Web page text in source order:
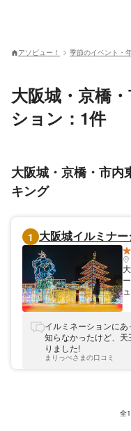
アソビュー！ 季節のイベント・
大阪城・京橋
ション：1件
大阪城・京橋・市内
キング
1 大阪城イルミナー
イルミネーションに
知らなかったけど、
りました!
まりっぺさまの口コミ
全1